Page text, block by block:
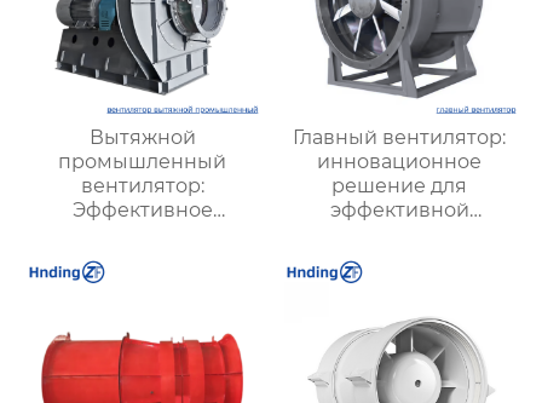
Вытяжной
промышленный
вентилятор:
Эффективное
надежной вентиляции
Главный вентилятор:
инновационное
решение для
эффективной
оптимизации работы